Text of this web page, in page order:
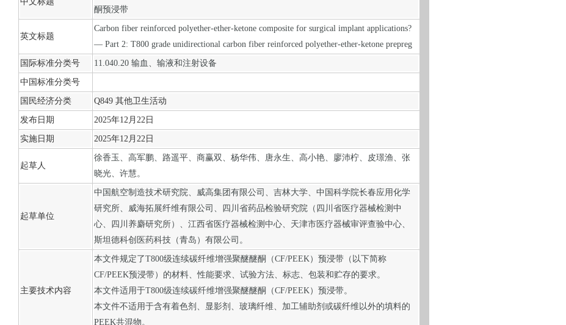
酮预浸带
英文标题
Carbon fiber reinforced polyether-ether-ketone composite for surgical implant applications?
— Part 2: T800 grade unidirectional carbon fiber reinforced polyether-ether-ketone prepreg
国际标准分类号 11.040.20 输血、输液和注射设备
中国标准分类号
国民经济分类 Q849 其他卫生活动
发布日期 2025年12月 22 日
实施日期 2025年12月 22 日
起草人
徐香玉、高军鹏、路遥平、商赢双、杨华伟、唐永生、高小艳、廖沛柠、皮璟渔、张
晓光、许慧。
起草单位
中国航空制造技术研究院、威高集团有限公司、吉林大学、中国科学院长春应用化学
研究所、威海拓展纤维有限公司、四川省药品检验研究院（四川省医疗器械检测中
心、四川养麝研究所）、江西省医疗器械检测中心、天津市医疗器械审评查验中心、
斯坦德科创医药科技（青岛）有限公司。
主要技术内容
本文件规定了T800级连续碳纤维增强聚醚醚酮（CF/PEEK）预浸带（以下简称
CF/PEEK预浸带）的材料、性能要求、试验方法、标志、包装和贮存的要求。
本文件适用于T800级连续碳纤维增强聚醚醚酮（CF/PEEK）预浸带。
本文件不适用于含有着色剂、显影剂、玻璃纤维、加工辅助剂或碳纤维以外的填料的
PEEK共混物。